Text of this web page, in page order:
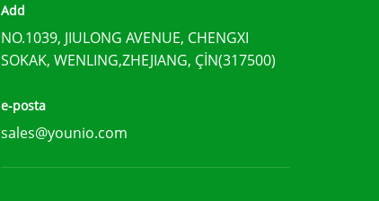
Add
NO.1039, JIULONG AVENUE, CHENGXI
SOKAK, WENLING,ZHEJIANG, ÇİN(317500)
e-posta
sales@younio.com